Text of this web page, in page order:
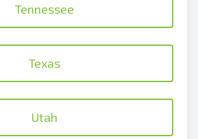
Tennessee
Texas
Utah